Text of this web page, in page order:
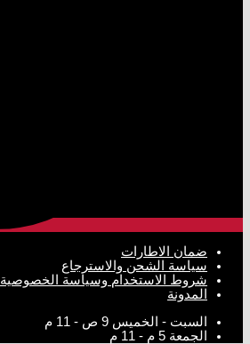
ضمان الاطارات
سياسة الشحن والاسترجاع
شروط الاستخدام وسياسة الخصوصية
المدونة
السبت - الخميس 9 ص - 11 م
الجمعة 5 م - 11 م